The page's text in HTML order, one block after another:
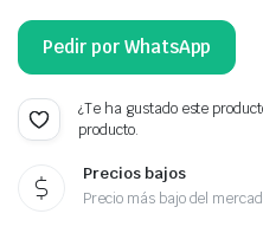
Pedir por WhatsApp
¿Te ha gustado este
producto.
Precios bajos
Precio más bajo del